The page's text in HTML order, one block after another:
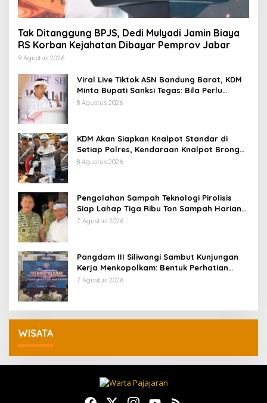
Tak Ditanggung BPJS, Dedi Mulyadi Jamin Biaya
RS Korban Kejahatan Dibayar Pemprov Jabar
9 Agustus 2026
Viral Live Tiktok ASN Bandung Barat, KDM
Minta Bupati Sanksi Tegas: Bila Perlu
Pemberhentian
8 Agustus 2026
KDM Akan Siapkan Knalpot Standar di
Setiap Polres, Kendaraan Knalpot Brong
Tertangkap Langsung Ganti
8 Agustus 2026
Pengolahan Sampah Teknologi Pirolisis
Siap Lahap Tiga Ribu Ton Sampah Harian
Jawa Barat
7 Agustus 2026
Pangdam III Siliwangi Sambut Kunjungan
Kerja Menkopolkam: Bentuk Perhatian
Pemerintah
7 Agustus 2026
WISATA